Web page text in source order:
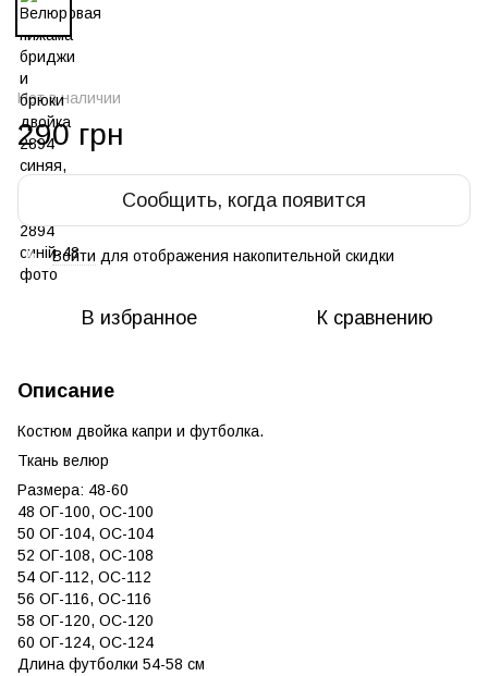
Нет в наличии
290 грн
Сообщить, когда появится
% Войти для отображения накопительной скидки
В избранное К сравнению
Описание
Костюм двойка капри и футболка.
Ткань велюр
Размера: 48-60
48 ОГ-100, ОС-100
50 ОГ-104, ОС-104
52 ОГ-108, ОС-108
54 ОГ-112, ОС-112
56 ОГ-116, ОС-116
58 ОГ-120, ОС-120
60 ОГ-124, ОС-124
Длина футболки 54-58 см